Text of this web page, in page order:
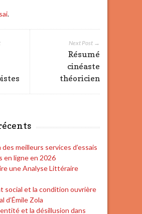
.
Next Post →
Résumé
cinéaste
théoricien
meilleurs services d’essais
en ligne en 2026
une Analyse Littéraire
social et la condition ouvrière
d’Émile Zola
et la désillusion dans